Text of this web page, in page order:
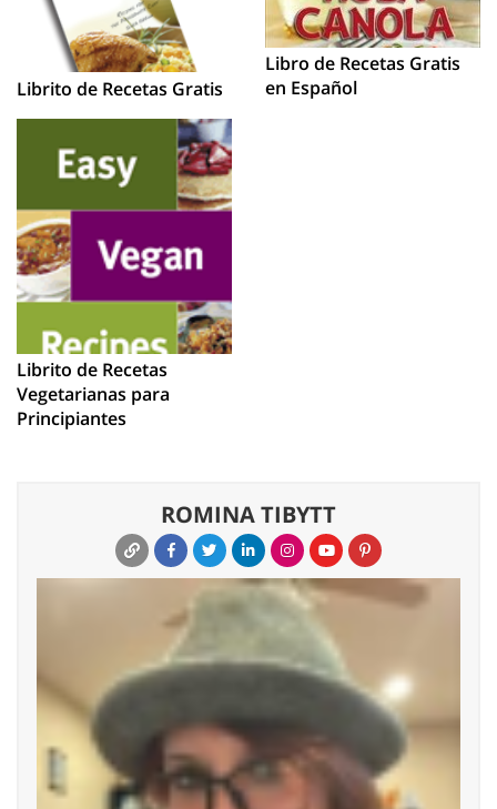
Librito de Recetas Gratis
Libro de Recetas Gratis
en Español
Librito de Recetas
Vegetarianas para
Principiantes
ROMINA TIBYTT